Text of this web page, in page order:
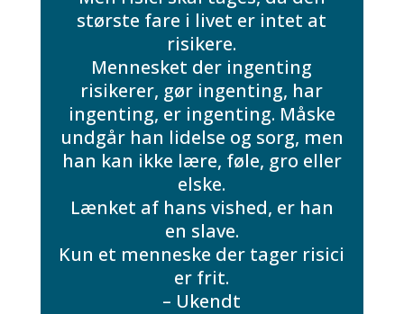
største fare i livet er intet at
risikere.
Mennesket der ingenting
risikerer, gør ingenting, har
ingenting, er ingenting. Måske
undgår han lidelse og sorg, men
han kan ikke lære, føle, gro eller
elske.
Lænket af hans vished, er han
en slave.
Kun et menneske der tager risici
er frit.
– Ukendt